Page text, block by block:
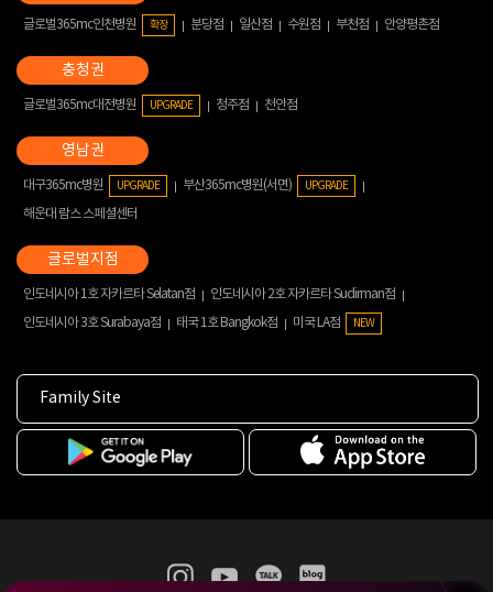
글로벌365mc인천병원 확장 분당점 일산점 수원점 부천점 안양평촌점
글로벌365mc대전병원 UPGRADE 청주점 천안점
대구365mc병원 UPGRADE 부산365mc병원(서면) UPGRADE
해운대 람스 스페셜센터
인도네시아 1호 자카르타 Selatan점
인도네시아 2호 자카르타 Sudirman점
인도네시아 3호 Surabaya점
태국 1호 Bangkok점 미국 LA점 NEW
Family Site